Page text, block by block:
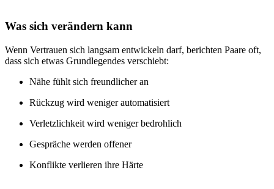
Was sich verändern kann
Wenn Vertrauen sich langsam entwickeln darf, berichten Paare oft,
dass sich etwas Grundlegendes verschiebt:
Nähe fühlt sich freundlicher an
Rückzug wird weniger automatisiert
Verletzlichkeit wird weniger bedrohlich
Gespräche werden offener
Konflikte verlieren ihre Härte